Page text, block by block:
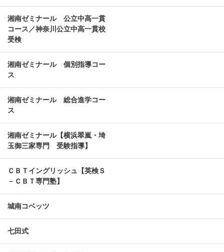
湘南ゼミナール 公立中高一貫
コース／神奈川公立中高一貫校
受検
湘南ゼミナール 個別指導コー
ス
湘南ゼミナール 総合進学コー
ス
湘南ゼミナール【横浜翠嵐・埼
玉御三家専門 受験指導】
ＣＢＴイングリッシュ【英検Ｓ
－ＣＢＴ専門塾】
城南コベッツ
七田式